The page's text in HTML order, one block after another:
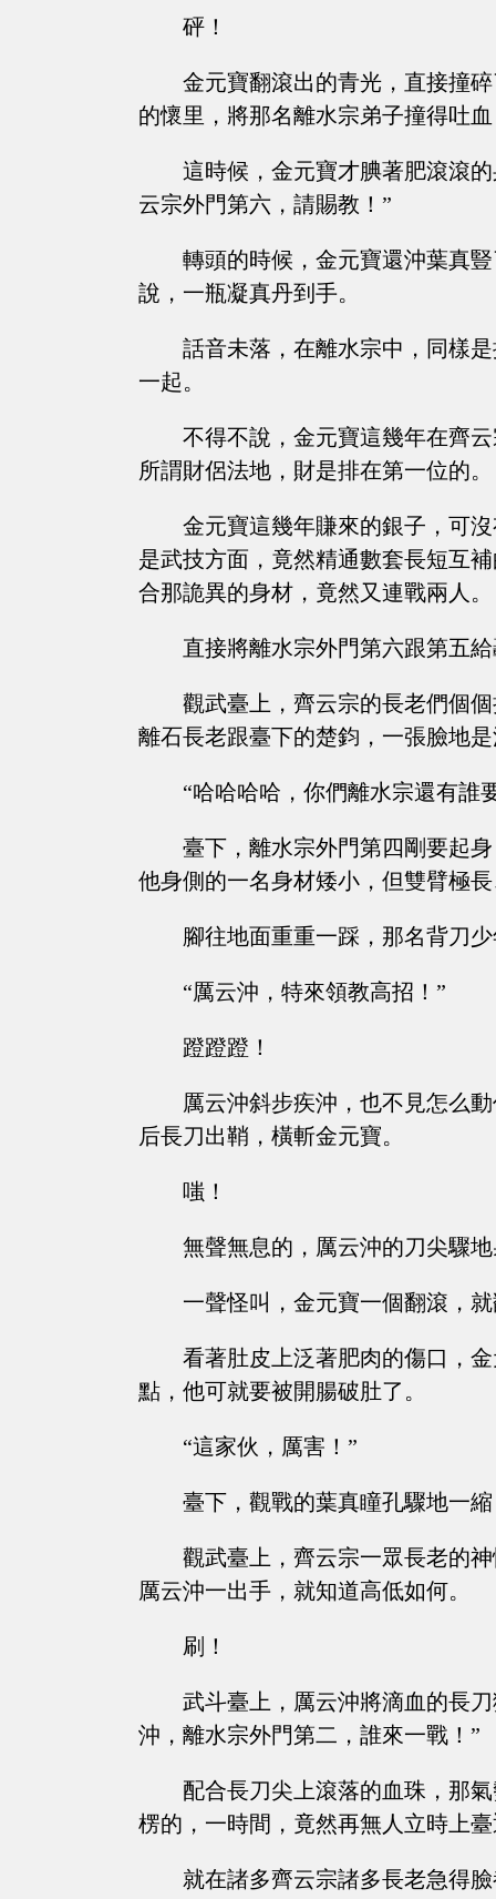
砰！
金元寶翻滾出的青光，直接撞
的懷里，將那名離水宗弟子撞得吐
這時候，金元寶才腆著肥滾滾
云宗外門第六，請賜教！”
轉頭的時候，金元寶還沖葉真
說，一瓶凝真丹到手。
話音未落，在離水宗中，同樣
一起。
不得不說，金元寶這幾年在齊
所謂財侶法地，財是排在第一位的。
金元寶這幾年賺來的銀子，可
是武技方面，竟然精通數套長短互
合那詭異的身材，竟然又連戰兩人。
直接將離水宗外門第六跟第五
觀武臺上，齊云宗的長老們個
離石長老跟臺下的楚鈞，一張臉地
“哈哈哈哈，你們離水宗還有誰
臺下，離水宗外門第四剛要起
他身側的一名身材矮小，但雙臂極
腳往地面重重一踩，那名背刀
“厲云沖，特來領教高招！”
蹬蹬蹬！
厲云沖斜步疾沖，也不見怎么
后長刀出鞘，橫斬金元寶。
嗤！
無聲無息的，厲云沖的刀尖驟
一聲怪叫，金元寶一個翻滾，
看著肚皮上泛著肥肉的傷口，
點，他可就要被開腸破肚了。
“這家伙，厲害！”
臺下，觀戰的葉真瞳孔驟地一
觀武臺上，齊云宗一眾長老的
厲云沖一出手，就知道高低如何。
刷！
武斗臺上，厲云沖將滴血的長
沖，離水宗外門第二，誰來一戰！”
配合長刀尖上滾落的血珠，那
楞的，一時間，竟然再無人立時上
就在諸多齊云宗諸多長老急得